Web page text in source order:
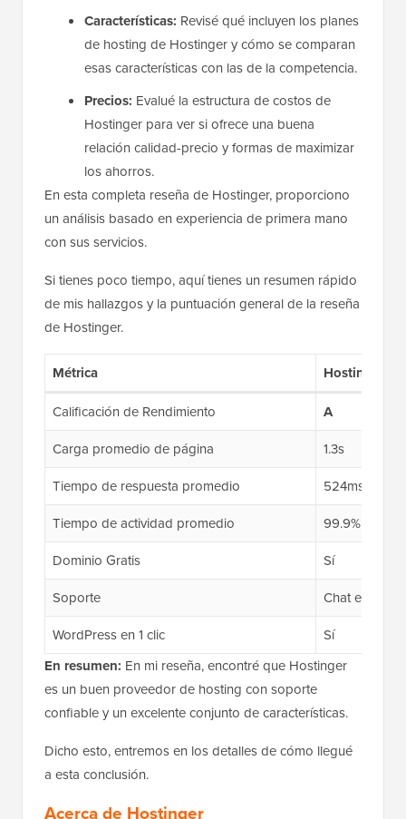
Características: Revisé qué incluyen los planes
de hosting de Hostinger y cómo se comparan
esas características con las de la competencia.
Precios: Evalué la estructura de costos de
Hostinger para ver si ofrece una buena
relación calidad-precio y formas de maximizar
los ahorros.
En esta completa reseña de Hostinger, proporciono
un análisis basado en experiencia de primera mano
con sus servicios.
Si tienes poco tiempo, aquí tienes un resumen rápido
de mis hallazgos y la puntuación general de la reseña
de Hostinger.
Métrica
Hostinger
Calificación de Rendimiento
A
Carga promedio de página
1.3s
Tiempo de respuesta promedio
524ms
Tiempo de actividad promedio
99.9%
Dominio Gratis
Sí
Soporte
Chat en vivo
WordPress en 1 clic
Sí
En resumen: En mi reseña, encontré que Hostinger
es un buen proveedor de hosting con soporte
confiable y un excelente conjunto de características.
Dicho esto, entremos en los detalles de cómo llegué
a esta conclusión.
Acerca de Hostinger